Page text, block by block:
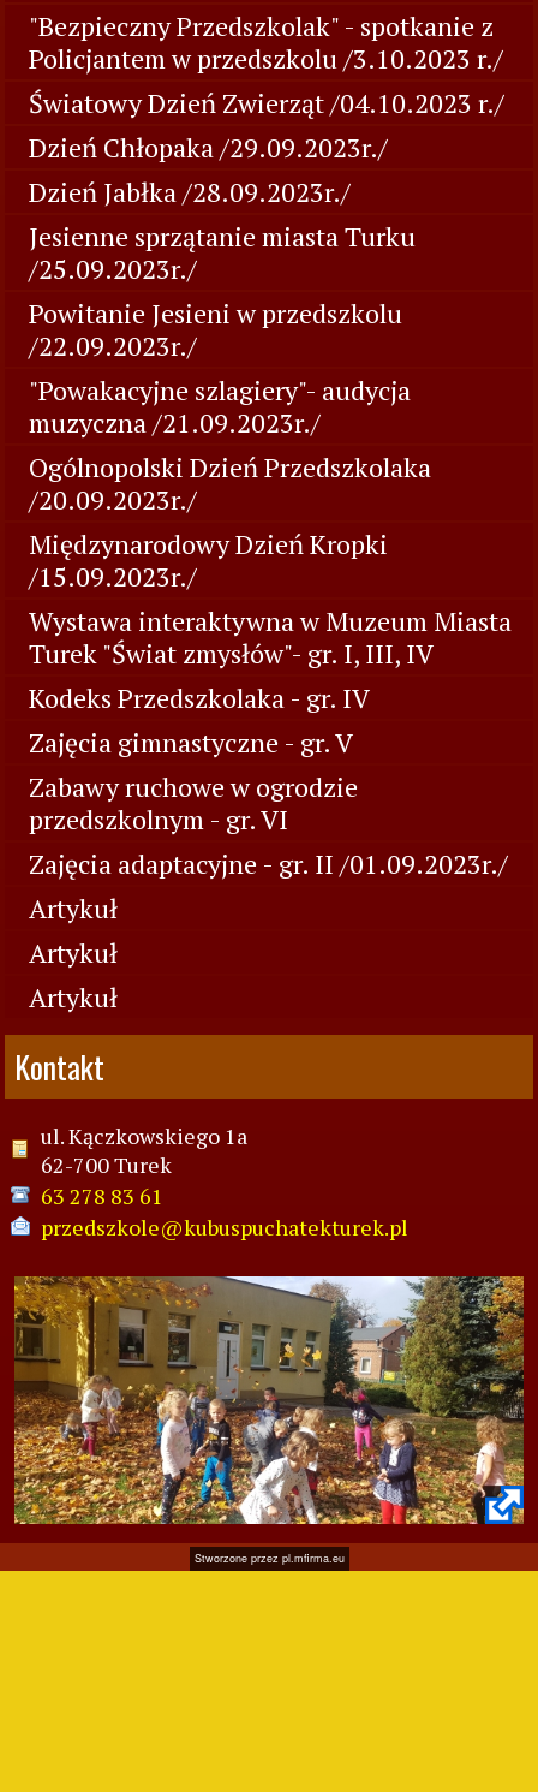
"Bezpieczny Przedszkolak" - spotkanie z
Policjantem w przedszkolu /3.10.2023 r./
Światowy Dzień Zwierząt /04.10.2023 r./
Dzień Chłopaka /29.09.2023r./
Dzień Jabłka /28.09.2023r./
Jesienne sprzątanie miasta Turku
/25.09.2023r./
Powitanie Jesieni w przedszkolu
/22.09.2023r./
"Powakacyjne szlagiery"- audycja
muzyczna /21.09.2023r./
Ogólnopolski Dzień Przedszkolaka
/20.09.2023r./
Międzynarodowy Dzień Kropki
/15.09.2023r./
Wystawa interaktywna w Muzeum Miasta
Turek "Świat zmysłów"- gr. I, III, IV
Kodeks Przedszkolaka - gr. IV
Zajęcia gimnastyczne - gr. V
Zabawy ruchowe w ogrodzie
przedszkolnym - gr. VI
Zajęcia adaptacyjne - gr. II /01.09.2023r./
Artykuł
Artykuł
Artykuł
Kontakt
ul. Kączkowskiego 1a
62-700 Turek
63 278 83 61
przedszkole@kubuspuchatekturek.pl
Stworzone przez pl.mfirma.eu